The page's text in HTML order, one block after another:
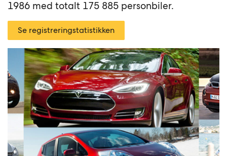
1986 med totalt 175 885 personbiler.
Se registreringstatistikken